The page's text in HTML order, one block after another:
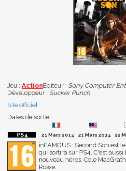
Jeu : ActionEditeur : Sony Computer
Développeur : Sucker Punch
Site officiel
Dates de sortie :
21 Mars 2014 21 Mars 2014 22
inFAMOUS : Second Son est
qui sortira sur PS4. C'est
nouveau héros. Cole
Rowe.